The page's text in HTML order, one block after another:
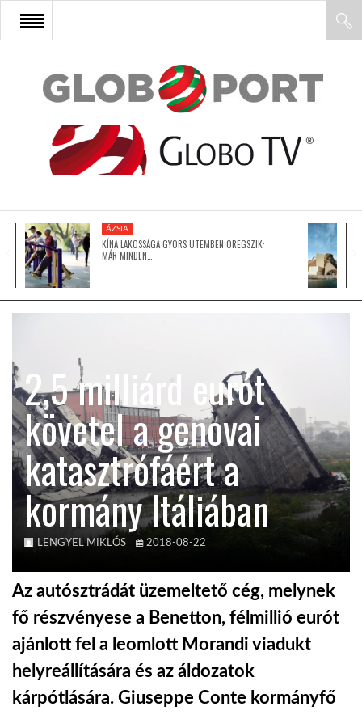
FŐOLDAL
AFRIKA
ÁZSIA
KÖZEL-KELET
AUSZTRÁLIA
A VILÁG ITTHON
GLOBOTV BP
HÍR3D
ÁZSIA
KÍNA LAKOSSÁGA GYORS ÜTEMBEN ÖREGSZIK:
MÁR MINDEN…
2,5 milliárd eurót
követel a genovai
katasztrófáért a
kormány Itáliában
LENGYEL MIKLÓS 2018-08-22
Az autósztrádát üzemeltető cég, melynek
fő részvényese a Benetton, félmillió eurót
ajánlott fel a leomlott Morandi viadukt
helyreállítására és az áldozatok
kárpótlására. Giuseppe Conte kormányfő